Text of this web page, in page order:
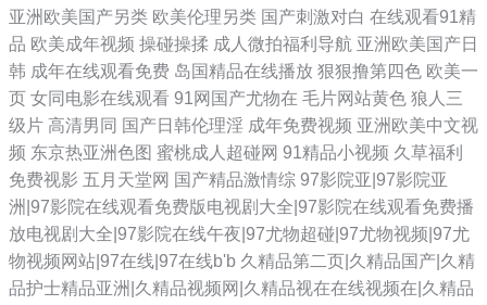
亚洲欧美国产另类 欧美伦理另类 国产刺激对白 在线观看91精
品 欧美成年视频 操碰操揉 成人微拍福利导航 亚洲欧美国产日
韩 成年在线观看免费 岛国精品在线播放 狠狠撸第四色 欧美一
页 女同电影在线观看 91网国产尤物在 毛片网站黄色 狼人三
级片 高清男同 国产日韩伦理淫 成年免费视频 亚洲欧美中文视
频 东京热亚洲色图 蜜桃成人超碰网 91精品小视频 久草福利
免费视影 五月天堂网 国产精品激情综 97影院亚|97影院亚
洲|97影院在线观看免费版电视剧大全|97影院在线观看免费播
放电视剧大全|97影院在线午夜|97尤物超碰|97尤物视频|97尤
物视频网站|97在线|97在线b'b 久精品第二页|久精品国产|久精
品护士精品亚洲|久精品视频网|久精品视在在线视频在|久精品